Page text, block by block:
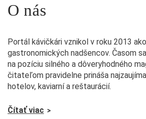
O nás
Portál kávičkári vznikol v roku 2013
gastronomických nadšencov. Časom
na pozíciu silného a dôveryhodného
čitateľom pravidelne prináša
hotelov, kaviarní a reštaurácií.
Čítať viac